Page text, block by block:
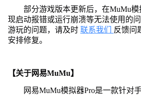
部分游戏版本更新后，在MuMu模
现启动报错或运行崩溃等无法使用的
游玩的问题，请及时 联系我们
反馈问
安排修复。
【关于网易MuMu】
网易MuMu模拟器Pro是一款针对